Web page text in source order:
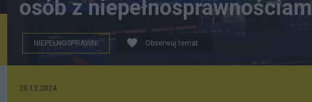
osób z
NIEPEŁNOSPRAWNI Obserwuj temat
20.12.2024